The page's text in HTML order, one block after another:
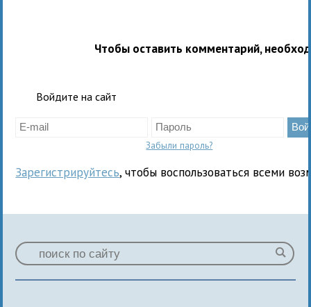
Чтобы оставить комментарий,
Войдите на сайт
Забыли пароль?
Зарегистрируйтесь, чтобы воспользоваться всеми